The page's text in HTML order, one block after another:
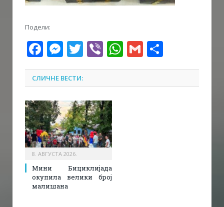
Подели:
Facebook
Messenger
Twitter
ViberWhatsApp
Gmail
СЛИЧНЕ ВЕСТИ:
8. АВГУСТА 2026.
Мини Бициклијада
окупила велики број
малишана